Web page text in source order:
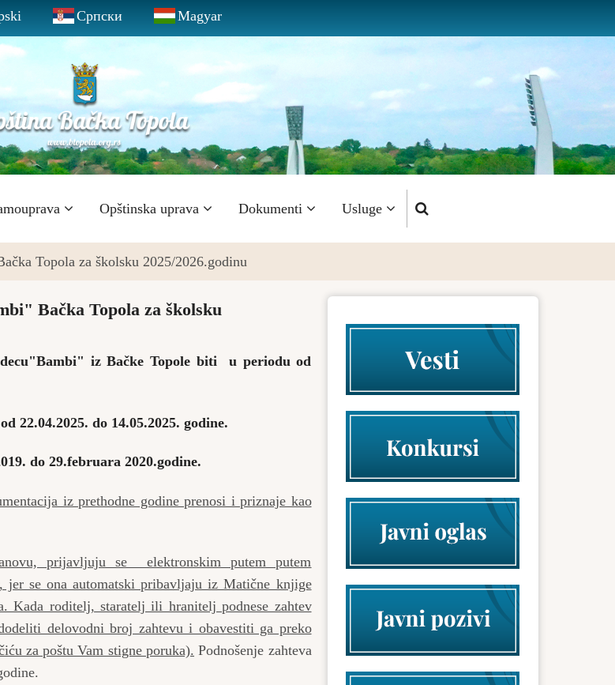
Српски Magyar
Opštinska uprava Dokumenti Usluge
Topola za školsku 2025/2026.godinu
Bačka Topola za školsku
decu"Bambi" iz Bačke Topole biti u periodu od
22.04.2025. do 14.05.2025. godine.
do 29.februara 2020.godine.
iz prethodne godine prenosi i priznaje kao
prijavljuju se elektronskim putem putem
jer se ona automatski pribavljaju iz Matične knjige
Kada roditelj, staratelj ili hranitelj podnese zahtev
delovodni broj zahtevu i obavestiti ga preko
za poštu Vam stigne poruka). Podnošenje zahteva